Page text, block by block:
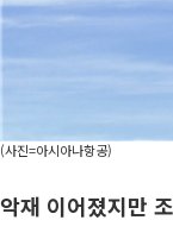
(사진=아시아나항공)
악재 이어졌지만